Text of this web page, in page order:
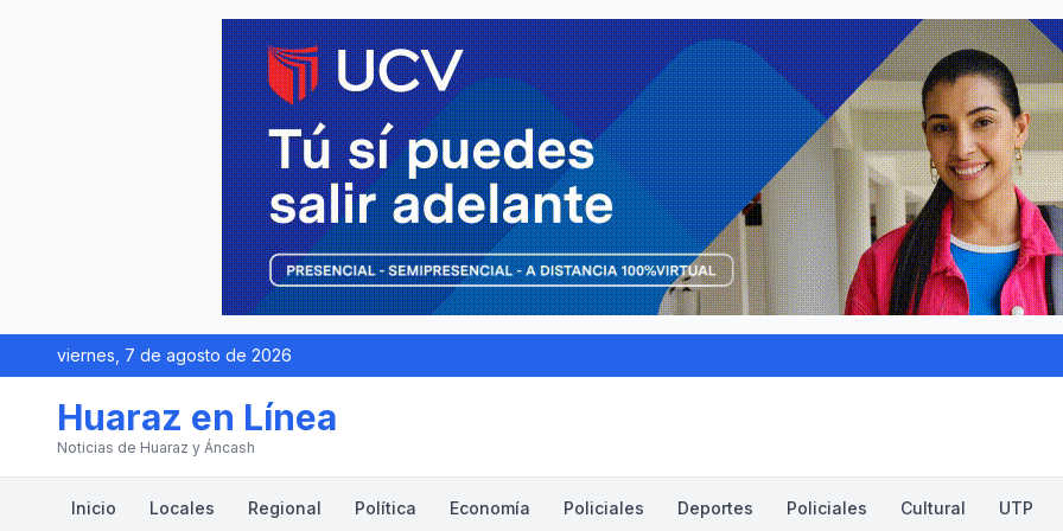
viernes, 7 de agosto de 2026
Huaraz en Línea
Noticias de Huaraz y Áncash
Inicio Locales Regional Política Economía Policiales Deportes Policiales Cultural UTP